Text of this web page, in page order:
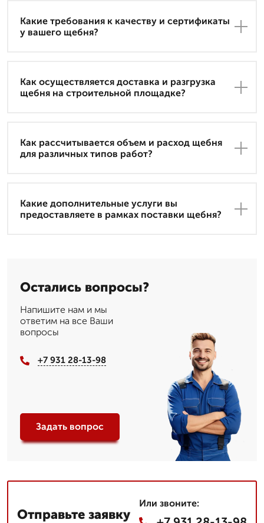
Какие требования к качеству и сертификаты
у вашего щебня?
Как осуществляется доставка и разгрузка
щебня на строительной площадке?
Как рассчитывается объем и расход щебня
для различных типов работ?
Какие дополнительные услуги вы
предоставляете в рамках поставки щебня?
Остались вопросы?
Напишите нам и мы
ответим на все Ваши
вопросы
+7 931 28-13-98
Задать вопрос
Отправьте заявку
Или звоните: